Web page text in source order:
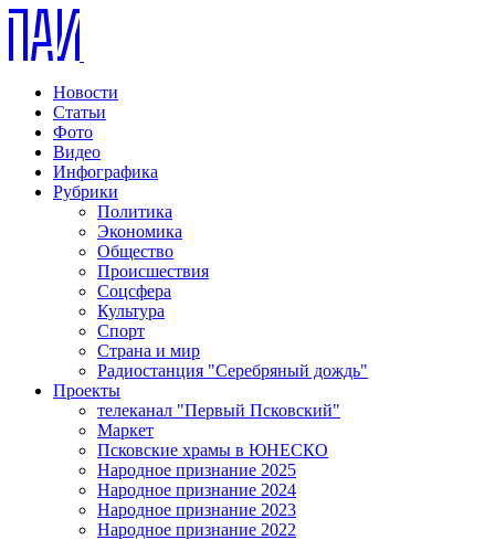
Новости
Статьи
Фото
Видео
Инфографика
Рубрики
Политика
Экономика
Общество
Происшествия
Соцсфера
Культура
Спорт
Страна и мир
Радиостанция "Серебряный дождь"
Проекты
телеканал "Первый Псковский"
Маркет
Псковские храмы в ЮНЕСКО
Народное признание 2025
Народное признание 2024
Народное признание 2023
Народное признание 2022